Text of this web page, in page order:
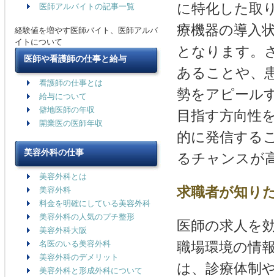
医師アルバイトの記事一覧
経験値を増やす医師バイト、医師アルバ
イトについて
医師や看護師の仕事と給与
看護師の仕事とは
給与について
僻地医師の年収
開業医の医師年収
美容外科の仕事
美容外科とは
美容外科
料金を明確にしている美容外科
美容外科の人気のプチ整形
美容外科大阪
名医のいる美容外科
美容外科のデメリット
美容外科と形成外科について
に特化した取
療機器の導入
となります。
あることや、
勢をアピール
目指す方向性
的に発信する
るチャンスが
求職者が知り
医師の求人を
職場環境の情
は、診療体制